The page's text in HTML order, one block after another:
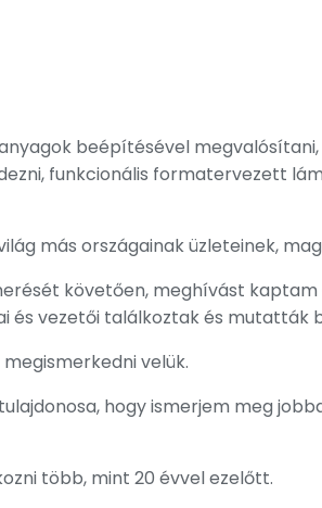
beépítésével
funkcionális formatervezett
más országainak üzleteinek,
követően, meghívást
és vezetői találkoztak és
velük.
hogy ismerjem meg
több, mint 20 évvel ezelőtt.